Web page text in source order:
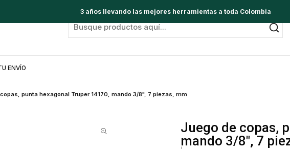
ENVÍO
3 años llevando las mejores herramientas a toda Colombia
punta hexagonal Truper 14170, mando 3/8", 7 piezas, mm
Juego de copas,
mando 3/8", 7